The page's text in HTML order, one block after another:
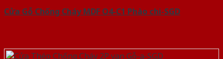
Cửa Gỗ Chống Cháy MDF O4-C1 Phào chi-SGD